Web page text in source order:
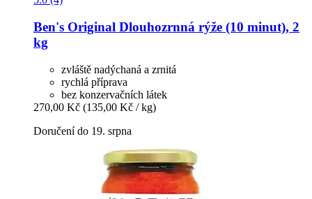
Ben's Original Dlouhozrnná rýže (10 minut), 2
kg
zvláště nadýchaná a zrnitá
rychlá příprava
bez konzervačních látek
270,00 Kč (135,00 Kč / kg)
Doručení do 19. srpna